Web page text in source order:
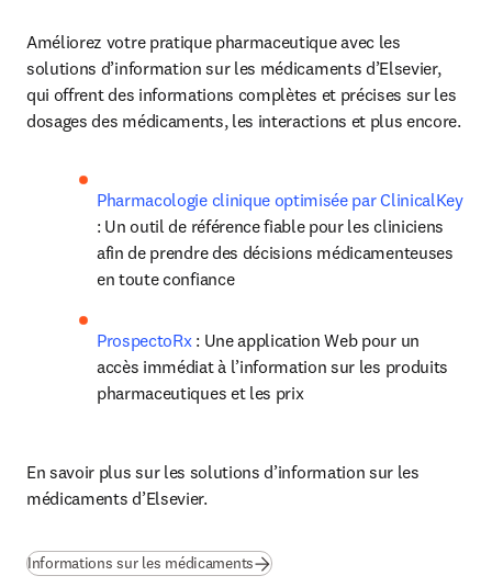
Améliorez votre pratique pharmaceutique avec les
solutions d’information sur les médicaments d’Elsevier,
qui offrent des informations complètes et précises sur les
dosages des médicaments, les interactions et plus encore.
Pharmacologie clinique optimisée par ClinicalKey
: Un outil de référence fiable pour les cliniciens
afin de prendre des décisions médicamenteuses
en toute confiance
ProspectoRx : Une application Web pour un
accès immédiat à l’information sur les produits
pharmaceutiques et les prix
En savoir plus sur les solutions d’information sur les
médicaments d’Elsevier.
Informations sur les médicaments